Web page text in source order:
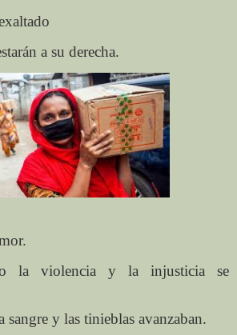
a su derecha.
la violencia y la injusticia se
y las tinieblas avanzaban.